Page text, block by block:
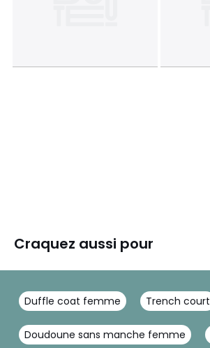
Craquez aussi pour
Duffle coat femme Trench court
Doudoune sans manche femme